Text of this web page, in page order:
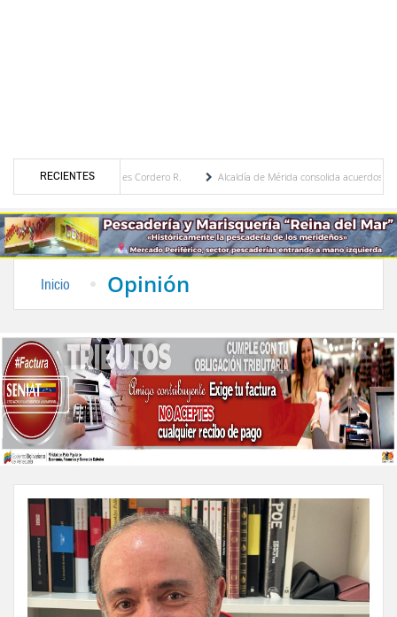
RECIENTES
Eugenia Febres Cordero R.
Alcaldía de Mérida consolida acuerdos con
Inicio Opinión